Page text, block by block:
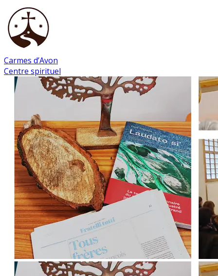
Carmes d’Avon
Centre spirituel